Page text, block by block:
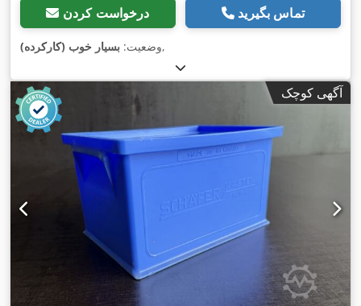
درخواست کردن تماس بگیرید
وضعیت: بسیار خوب (کارکرده) ,
آگهی کوچک